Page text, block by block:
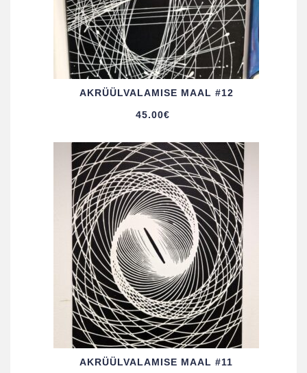
AKRÜÜL­VALAMISE MAAL #12
45.00€
AKRÜÜL­VALAMISE MAAL #11